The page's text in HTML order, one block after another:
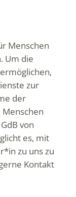
Menschen
Um die
zur
der
von
es, mit
zu uns zu
Kontakt